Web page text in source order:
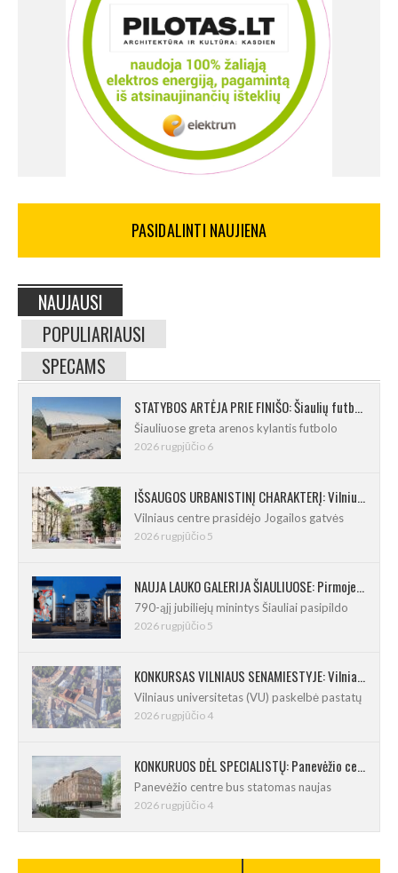
PASIDALINTI NAUJIENA
NAUJAUSI
POPULIARIAUSI
SPECAMS
STATYBOS ARTĖJA PRIE FINIŠO: Šiaulių futbolo ir regbio maniežas įgavo kontūrus
Šiauliuose greta arenos kylantis futbolo
2026 rugpjūčio 6
IŠSAUGOS URBANISTINĮ CHARAKTERĮ: Vilniuje pradėtas Jogailos gatvės remontas
Vilniaus centre prasidėjo Jogailos gatvės
2026 rugpjūčio 5
NAUJA LAUKO GALERIJA ŠIAULIUOSE: Pirmoje ekspozicijoje – Eduardo Juchnevičiaus kūryba
790-ąjį jubiliejų minintys Šiauliai pasipildo
2026 rugpjūčio 5
KONKURSAS VILNIAUS SENAMIESTYJE: Vilniaus universitetui reikia pedagogų rengimo centro
Vilniaus universitetas (VU) paskelbė pastatų
2026 rugpjūčio 4
KONKURUOS DĖL SPECIALISTŲ: Panevėžio centre iškils naujas 21 būsto namas
Panevėžio centre bus statomas naujas
2026 rugpjūčio 4